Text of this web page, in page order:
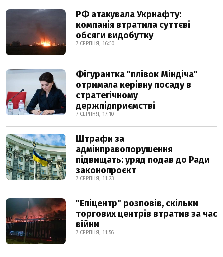
РФ атакувала Укрнафту:
компанія втратила суттєві
обсяги видобутку
7 СЕРПНЯ, 16:50
Фігурантка "плівок Міндіча"
отримала керівну посаду в
стратегічному
держпідприємстві
7 СЕРПНЯ, 17:10
Штрафи за
адмінправопорушення
підвищать: уряд подав до Ради
законопроєкт
7 СЕРПНЯ, 11:23
"Епіцентр" розповів, скільки
торгових центрів втратив за час
війни
7 СЕРПНЯ, 11:56